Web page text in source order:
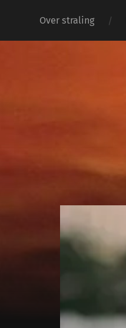
Over straling